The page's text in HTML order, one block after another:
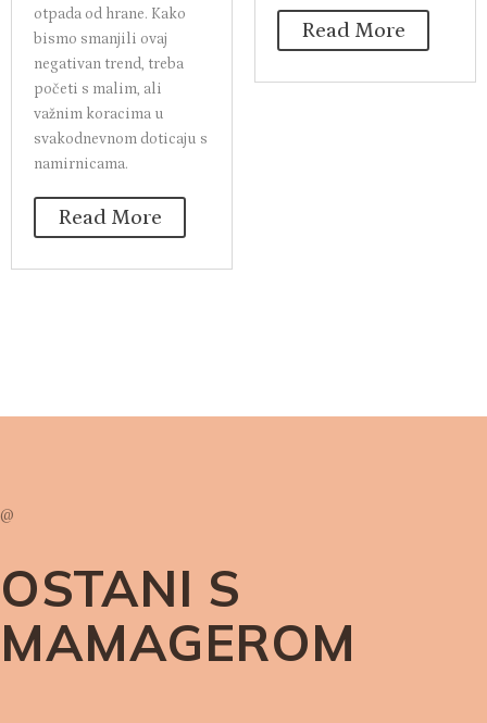
otpada od hrane. Kako
bismo smanjili ovaj
negativan trend, treba
početi s malim, ali
važnim koracima u
svakodnevnom doticaju s
namirnicama.
Read More
Read More
@
OSTANI S
MAMAGEROM